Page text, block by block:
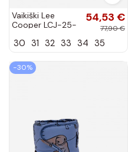
Vaikiški Lee
Cooper LCJ-25-
spalvos sniego
54,53 €
77,90 €
30 31 32 33 34 35
−30%